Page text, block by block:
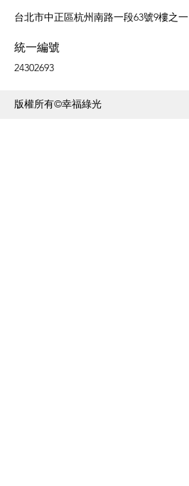
台北市中正區杭州南路一段63號9樓之一
統一編號
24302693
版權所有©幸福綠光